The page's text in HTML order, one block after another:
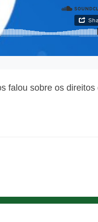
falou sobre os direitos